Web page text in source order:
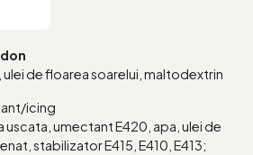
de floarea soarelui, maltodextrin
icing
uscata, umectant E420, apa, ulei de
stabilizator E415, E410, E413;